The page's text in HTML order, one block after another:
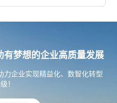
有梦想的企业高质量发展
力企业实现精益化、数智化转型
！